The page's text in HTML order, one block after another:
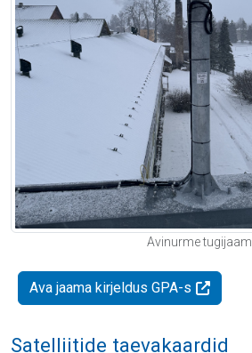
Avinurme tugijaam
Ava jaama kirjeldus GPA-s
Satelliitide taevakaardid